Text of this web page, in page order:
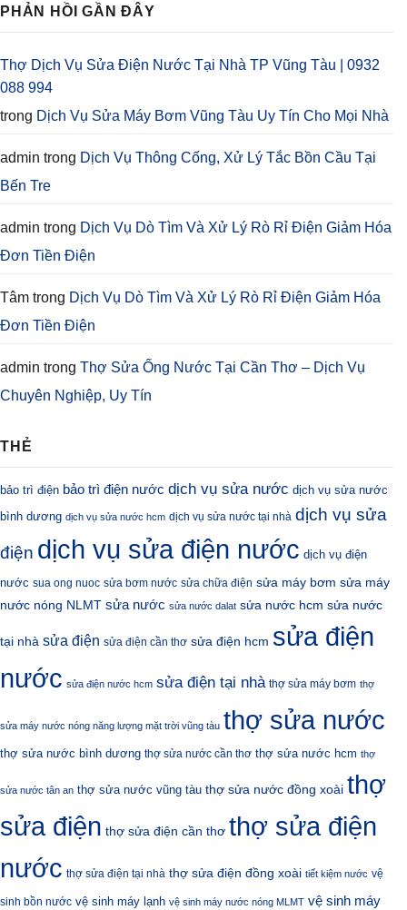
PHẢN HỒI GẦN ĐÂY
Thợ Dịch Vụ Sửa Điện Nước Tại Nhà TP Vũng Tàu | 0932
088 994
trong Dịch Vụ Sửa Máy Bơm Vũng Tàu Uy Tín Cho Mọi Nhà
admin trong Dịch Vụ Thông Cống, Xử Lý Tắc Bồn Cầu Tại
Bến Tre
admin trong Dịch Vụ Dò Tìm Và Xử Lý Rò Rỉ Điện Giảm Hóa
Đơn Tiền Điện
Tâm trong Dịch Vụ Dò Tìm Và Xử Lý Rò Rỉ Điện Giảm Hóa
Đơn Tiền Điện
admin trong Thợ Sửa Ống Nước Tại Cần Thơ – Dịch Vụ
Chuyên Nghiệp, Uy Tín
THẺ
bảo trì điện bảo trì điện nước dịch vụ sửa nước dịch vụ sửa nước
bình dương dịch vụ sửa nước hcm dịch vụ sửa nước tại nhà dịch vụ sửa
điện dịch vụ sửa điện nước dịch vụ điện
nước sua ong nuoc sửa bơm nước sửa chữa điện sửa máy bơm sửa máy
nước nóng NLMT sửa nước sửa nước dalat sửa nước hcm sửa nước
tại nhà sửa điện sửa điện cần thơ sửa điện hcm sửa điện
nước sửa điện nước hcm sửa điện tại nhà thợ sửa máy bơm thợ
sửa máy nước nóng năng lượng mặt trời vũng tàu thợ sửa nước
thợ sửa nước bình dương thợ sửa nước cần thơ thợ sửa nước hcm thợ
sửa nước tân an thợ sửa nước vũng tàu thợ sửa nước đồng xoài thợ
sửa điện thợ sửa điện cần thơ thợ sửa điện
nước thợ sửa điện tại nhà thợ sửa điện đồng xoài tiết kiệm nước vệ
sinh bồn nước vệ sinh máy lạnh vệ sinh máy nước nóng MLMT vệ sinh máy